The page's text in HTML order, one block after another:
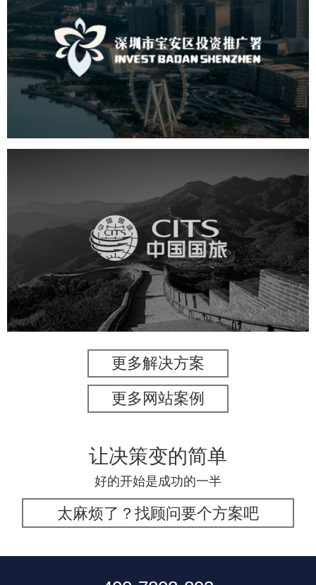
深圳市宝安区投资推广署
机构组织 国企 品牌官网 网站建设 网站设计
中国国旅
旅游休闲 电商网站 网站建设
更多解决方案
更多网站案例
让决策变的简单
好的开始是成功的一半
太麻烦了？找顾问要个方案吧